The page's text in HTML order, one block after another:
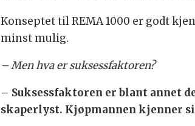
Konseptet til REMA 1000 er godt
minst mulig.
– Men hva er suksessfaktoren?
– Suksessfaktoren er blant annet
skaperlyst. Kjøpmannen kjenner